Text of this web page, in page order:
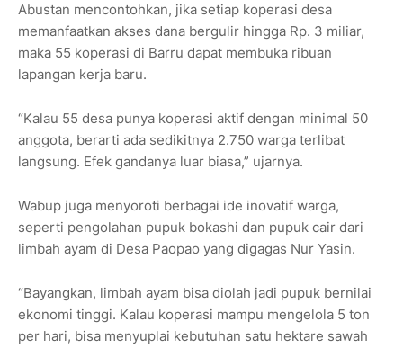
Abustan mencontohkan, jika setiap koperasi desa
memanfaatkan akses dana bergulir hingga Rp. 3 miliar,
maka 55 koperasi di Barru dapat membuka ribuan
lapangan kerja baru.
“Kalau 55 desa punya koperasi aktif dengan minimal 50
anggota, berarti ada sedikitnya 2.750 warga terlibat
langsung. Efek gandanya luar biasa,” ujarnya.
Wabup juga menyoroti berbagai ide inovatif warga,
seperti pengolahan pupuk bokashi dan pupuk cair dari
limbah ayam di Desa Paopao yang digagas Nur Yasin.
“Bayangkan, limbah ayam bisa diolah jadi pupuk bernilai
ekonomi tinggi. Kalau koperasi mampu mengelola 5 ton
per hari, bisa menyuplai kebutuhan satu hektare sawah